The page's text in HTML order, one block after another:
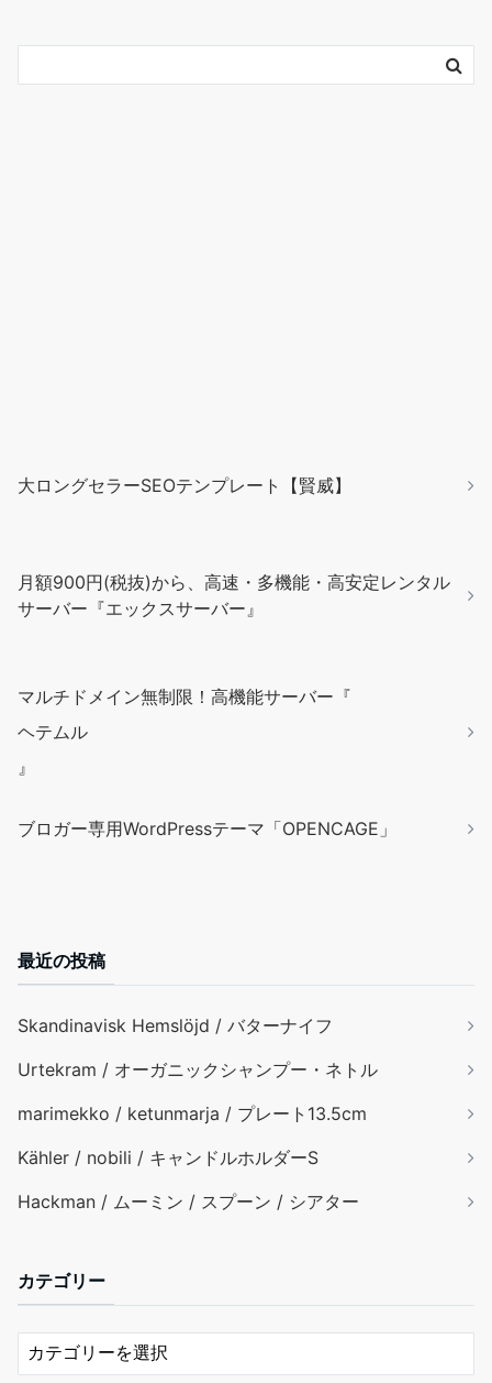
大ロングセラーSEOテンプレート【賢威】
月額900円(税抜)から、高速・多機能・高安定レンタル
サーバー『エックスサーバー』
マルチドメイン無制限！高機能サーバー『
ヘテムル
』
ブロガー専用WordPressテーマ「OPENCAGE」
最近の投稿
Skandinavisk Hemslöjd / バターナイフ
Urtekram / オーガニックシャンプー・ネトル
marimekko / ketunmarja / プレート13.5cm
Kähler / nobili / キャンドルホルダーS
Hackman / ムーミン / スプーン / シアター
カテゴリー